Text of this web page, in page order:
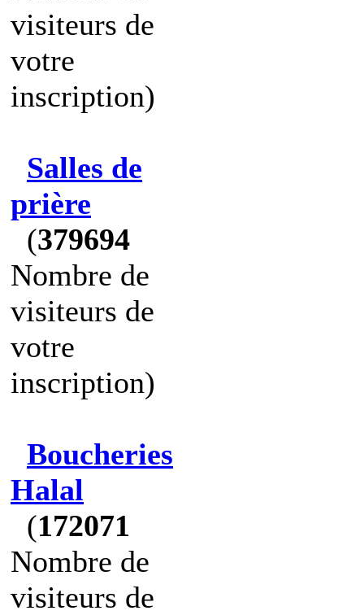
visiteurs de
votre
inscription)
Salles de
prière
(379694
Nombre de
visiteurs de
votre
inscription)
Boucheries
Halal
(172071
Nombre de
visiteurs de